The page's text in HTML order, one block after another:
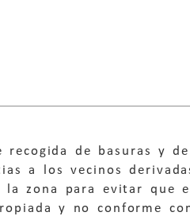
de basuras y
a los vecinos
la zona para evitar que
y no conforme